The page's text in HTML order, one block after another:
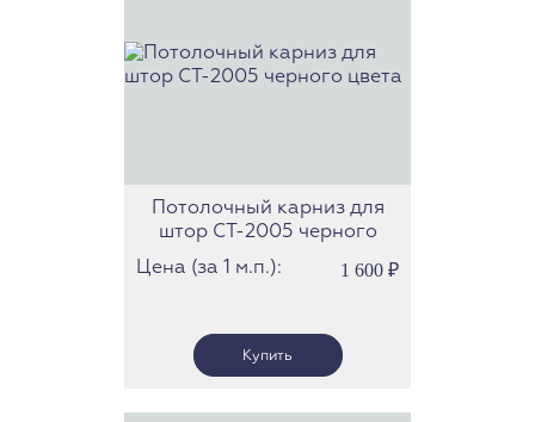
Потолочный карниз для
штор СТ-2005 черного
цвета
Цена (за 1 м.п.): 1 600 ₽